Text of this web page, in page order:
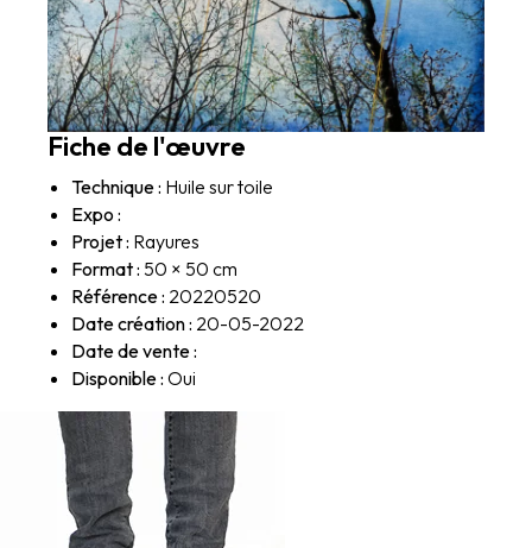
Fiche de l'œuvre
Technique : Huile sur toile
Expo :
Projet : Rayures
Format : 50 × 50 cm
Référence : 20220520
Date création : 20-05-2022
Date de vente :
Disponible : Oui